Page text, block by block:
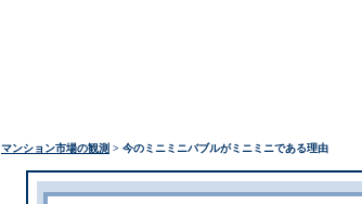
マンション市場の観測 > 今のミニミニバブルがミニミニである理由